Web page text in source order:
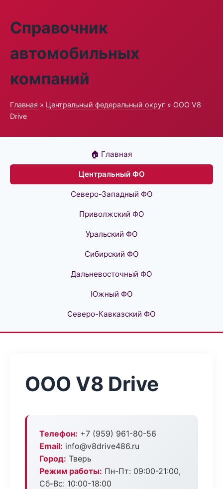
Справочник
автомобильных
компаний
Главная » Центральный федеральный округ » ООО V8
Drive
🏠 Главная
Центральный ФО
Северо-Западный ФО
Приволжский ФО
Уральский ФО
Сибирский ФО
Дальневосточный ФО
Южный ФО
Северо-Кавказский ФО
ООО V8 Drive
Телефон: +7 (959) 961-80-56
Email: info@v8drive486.ru
Город: Тверь
Режим работы: Пн-Пт: 09:00-21:00,
Сб-Вс: 10:00-18:00